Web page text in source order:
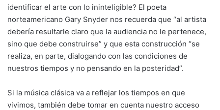
identificar el arte con lo ininteligible? El poeta
norteamericano Gary Snyder nos recuerda que “al artista
debería resultarle claro que la audiencia no le pertenece,
sino que debe construirse” y que esta construcción “se
realiza, en parte, dialogando con las condiciones de
nuestros tiempos y no pensando en la posteridad”.
Si la música clásica va a reflejar los tiempos en que
vivimos, también debe tomar en cuenta nuestro acceso